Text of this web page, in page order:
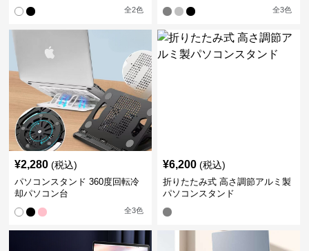
全2色 全3色
¥2,280 (税込)
パソコンスタンド 360度回転冷
却パソコン台
全3色
¥6,200 (税込)
折りたたみ式 高さ調節アルミ製
パソコンスタンド